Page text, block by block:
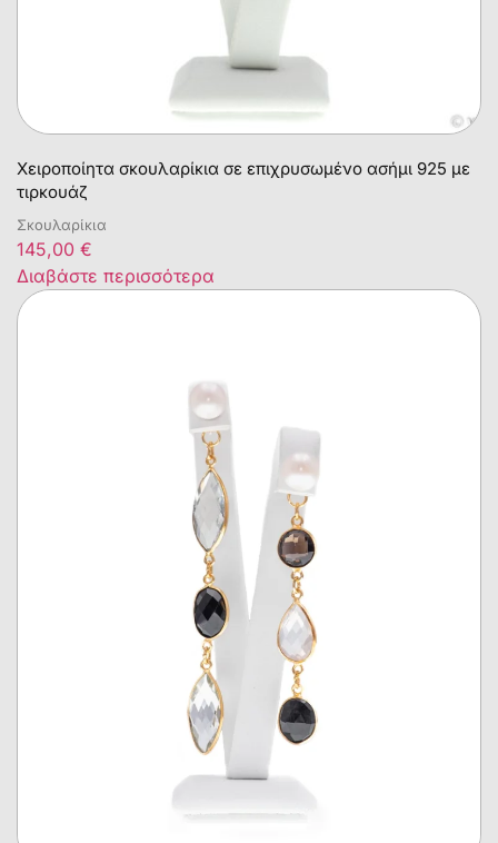
Χειροποίητα σκουλαρίκια σε επιχρυσωμένο ασήμι 925 με
τιρκουάζ
Σκουλαρίκια
145,00 €
Διαβάστε περισσότερα